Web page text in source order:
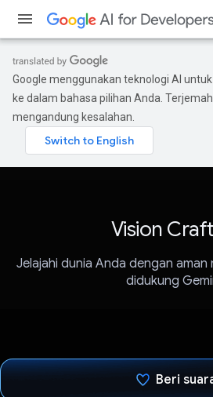
Google menggunakan teknologi AI
ke dalam bahasa pilihan Anda.
mengandung kesalahan.
Vision
Jelajahi dunia Anda dengan aman
didukung
Beri